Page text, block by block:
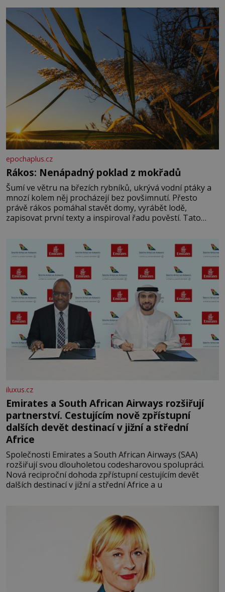
základní složky– sodík a chlór – jsou zásadní pro
správné hospodaření
epochaplus.cz
Rákos: Nenápadný poklad z mokřadů
Šumí ve větru na březích rybníků, ukrývá vodní ptáky a
mnozí kolem něj procházejí bez povšimnutí. Přesto
právě rákos pomáhal stavět domy, vyrábět lodě,
zapisovat první texty a inspiroval řadu pověstí. Tato
letního koupání. Stačí se však podívat
iluxus.cz
Emirates a South African Airways rozšiřují
partnerství. Cestujícím nově zpřístupní
dalších devět destinací v jižní a střední
Africe
Společnosti Emirates a South African Airways (SAA)
rozšiřují svou dlouholetou codesharovou spolupráci.
Nová reciproční dohoda zpřístupní cestujícím devět
dalších destinací v jižní a střední Africe a u